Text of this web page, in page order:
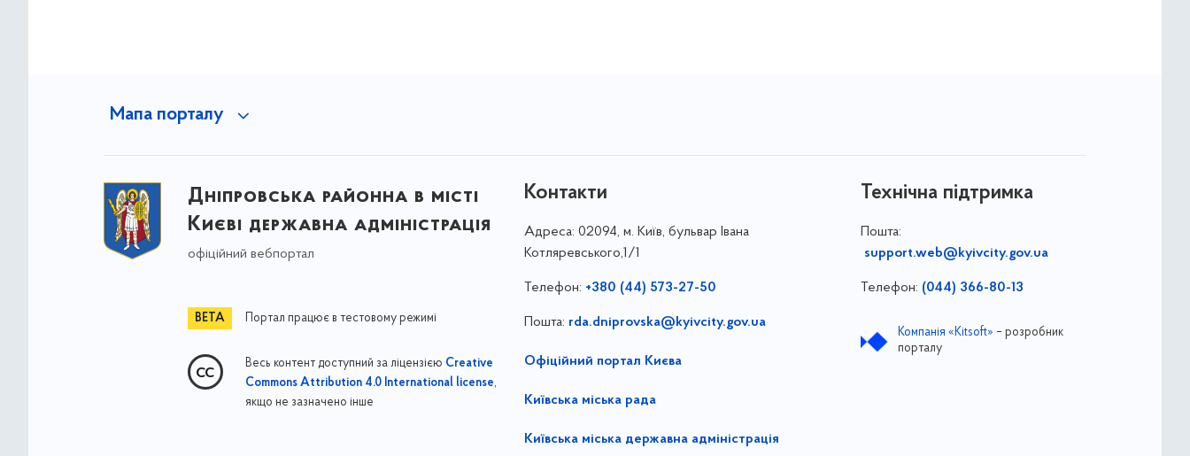
Мапа порталу
Дніпровська районна в місті
Києві державна адміністрація
офіційний вебпортал
Портал працює в тестовому режимі
Весь контент доступний за ліцензією Creative
Commons Attribution 4.0 International license,
якщо не зазначено інше
Контакти
Адреса: 02094, м. Київ, бульвар Івана
Котляревського,1/1
Телефон: +380 (44) 573-27-50
Пошта: rda.dniprovska@kyivcity.gov.ua
Офіційний портал Києва
Київська міська рада
Київська міська державна адміністрація
Технічна підтримка
Пошта:
support.web@kyivcity.gov.ua
Телефон: (044) 366-80-13
Компанія «Kitsoft» – розробник
порталу